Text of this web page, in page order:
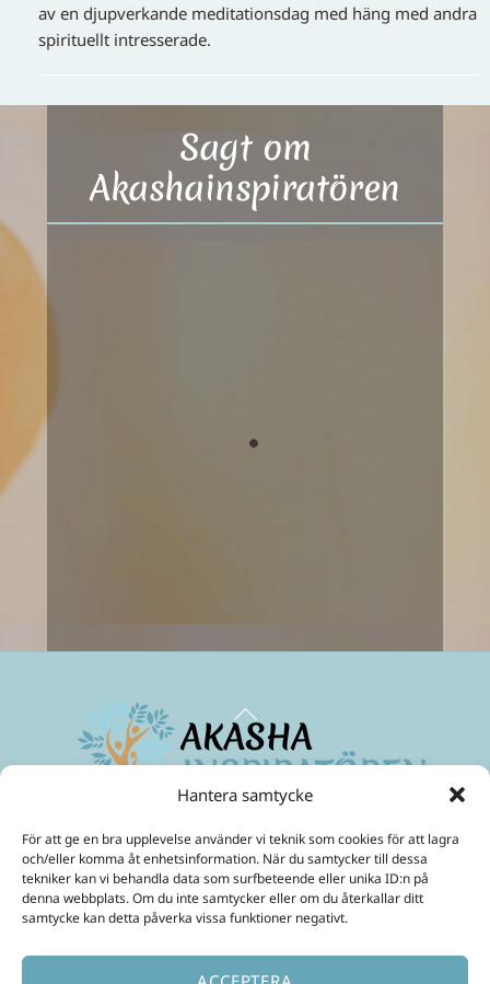
Hantera samtycke
För att ge en bra upplevelse använder vi teknik som cookies för att lagra
och/eller komma åt enhetsinformation. När du samtycker till dessa
tekniker kan vi behandla data som surfbeteende eller unika ID:n på
denna webbplats. Om du inte samtycker eller om du återkallar ditt
samtycke kan detta påverka vissa funktioner negativt.
av en djupverkande meditationsdag med häng med andra
spirituellt intresserade.
Sagt om
Akashainspiratören
av skadan var också mycket
To
Top
Maximera ditt medvetande
Mobil:070-299 33 31
E-Post:ulrika@akashainspiratoren.se
SOCIALA MEDIER